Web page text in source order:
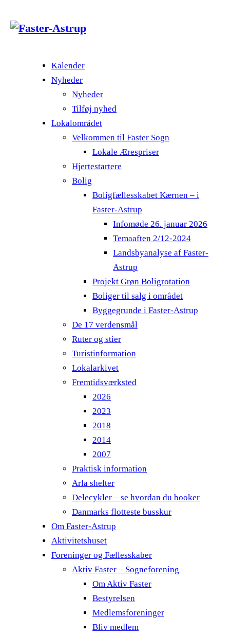
Kalender
Nyheder
Nyheder
Tilføj nyhed
Lokalområdet
Velkommen til Faster Sogn
Lokale Ærespriser
Hjertestartere
Bolig
Boligfællesskabet Kærnen – i
Faster-Astrup
Infomøde 26. januar 2026
Temaaften 2/12-2024
Landsbyanalyse af Faster-
Astrup
Projekt Grøn Boligrotation
Boliger til salg i området
Byggegrunde i Faster-Astrup
De 17 verdensmål
Ruter og stier
Turistinformation
Lokalarkivet
Fremtidsværksted
2026
2023
2018
2014
2007
Praktisk information
Arla shelter
Delecykler – se hvordan du booker
Danmarks flotteste busskur
Om Faster-Astrup
Aktivitetshuset
Foreninger og Fællesskaber
Aktiv Faster – Sogneforening
Om Aktiv Faster
Bestyrelsen
Medlemsforeninger
Bliv medlem